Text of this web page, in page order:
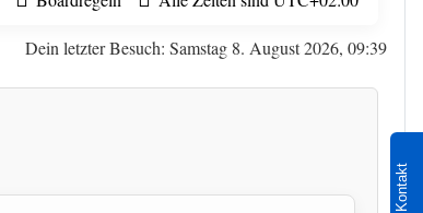
Kontakt
Dein letzter Besuch: Samstag 8. August 2026, 09:39